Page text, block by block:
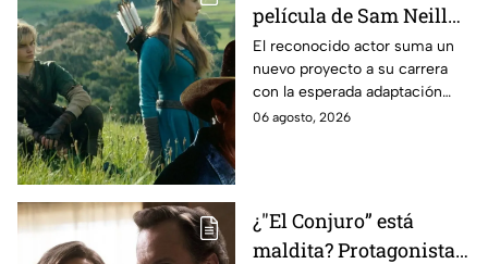
película de Sam Neill
antes de morir: esto es
lo que se sabe hasta
ahora
El reconocido actor suma un
nuevo proyecto a su carrera
con la esperada adaptación
cinematográfica del popular
06 agosto, 2026
¿"El Conjuro” está
maldita? Protagonista